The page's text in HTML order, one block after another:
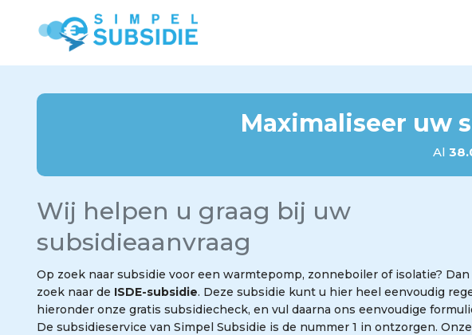
Maximaliseer uw
Al
Wij helpen u graag bij uw
subsidieaanvraag
Op zoek naar subsidie voor een warmtepomp, zonneboiler of isolatie?
zoek naar de ISDE-subsidie. Deze subsidie kunt u hier heel eenvoudig
hieronder onze gratis subsidiecheck, en vul daarna ons eenvoudige
De subsidieservice van Simpel Subsidie is de nummer 1 in ontzorgen. Onze